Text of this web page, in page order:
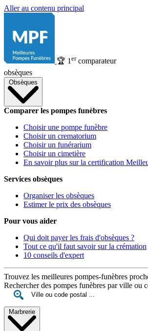
Aller au contenu principal
🏆 1 ercomparateur
obsèques
Obsèques
Comparer les pompes funèbres
Choisir une pompe funèbre
Choisir un crematorium
Choisir un funérarium
Choisir un cimetière
En savoir plus sur la certification
Services obsèques
Organiser les obsèques
Estimer le prix des obsèques
Pour vous aider
Qui doit payer les frais d'obsèques ?
Tout ce qu'il faut savoir sur la crémation
10 conseils d'expert
Trouvez les meilleures pompes-funèbres
Rechercher des pompes funèbres par ville ou
Marbrerie